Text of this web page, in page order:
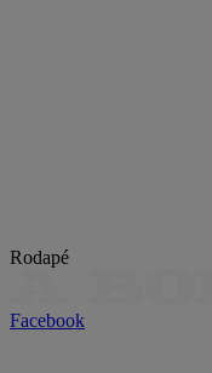
Rodapé
Facebook